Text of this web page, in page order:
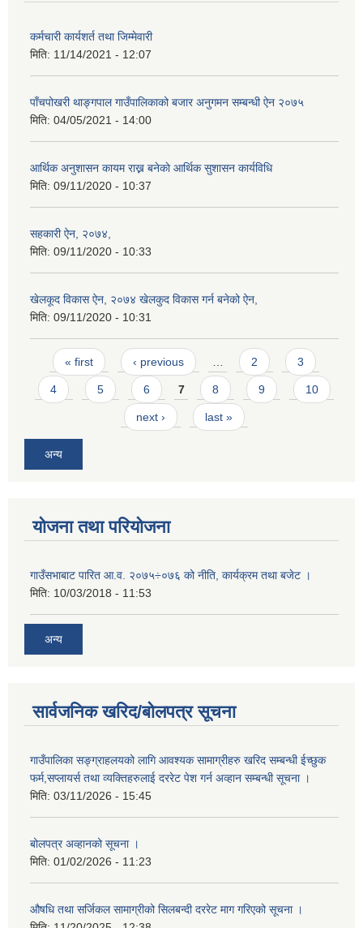
कर्मचारी कार्यशर्त तथा जिम्मेवारी
मिति: 11/14/2021 - 12:07
पाँचपोखरी थाङ्गपाल गाउँपालिकाको बजार अनुगमन सम्बन्धी ऐन २०७५
मिति: 04/05/2021 - 14:00
आर्थिक अनुशासन कायम राख्न बनेकाे आर्थिक सुशासन कार्यविधि
मिति: 09/11/2020 - 10:37
सहकारी ऐन, २०७४,
मिति: 09/11/2020 - 10:33
खेलकूद विकास ऐन, २०७४ खेलकुद विकास गर्न बनेको ऐन,
मिति: 09/11/2020 - 10:31
Pages
« first ‹ previous 2 3
4 5 6 7 8 9 10
next › last »
अन्य
योजना तथा परियोजना
गाउँसभाबाट पारित आ.व. २०७५÷०७६ को नीति, कार्यक्रम तथा बजेट ।
मिति: 10/03/2018 - 11:53
अन्य
सार्वजनिक खरिद/बोलपत्र सूचना
गाउँपालिका सङ्ग्राहलयको लागि आवश्यक सामाग्रीहरु खरिद सम्बन्धी ईच्छुक
फर्म,सप्लायर्स तथा व्यक्तिहरुलाई दररेट पेश गर्न अव्हान सम्बन्धी सूचना ।
मिति: 03/11/2026 - 15:45
बोलपत्र अव्हानको सूचना ।
मिति: 01/02/2026 - 11:23
औषधि तथा सर्जिकल सामाग्रीको सिलबन्दी दररेट माग गरिएको सूचना ।